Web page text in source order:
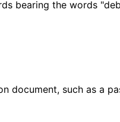
bearing the words
such as a